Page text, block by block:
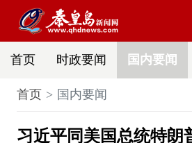
首页 时政要闻 国内要闻
首页 国内要闻
习近平同美国总统特朗